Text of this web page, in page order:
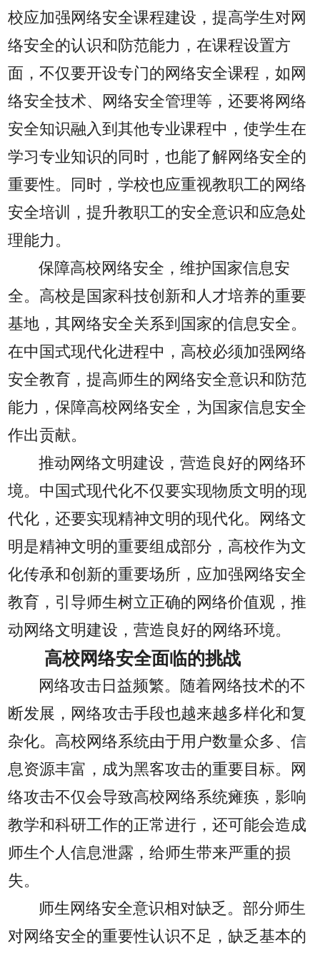
校应加强网络安全课程建设，提高学生对网
络安全的认识和防范能力，在课程设置方
面，不仅要开设专门的网络安全课程，如网
络安全技术、网络安全管理等，还要将网络
安全知识融入到其他专业课程中，使学生在
学习专业知识的同时，也能了解网络安全的
重要性。同时，学校也应重视教职工的网络
安全培训，提升教职工的安全意识和应急处
理能力。
保障高校网络安全，维护国家信息安
全。高校是国家科技创新和人才培养的重要
基地，其网络安全关系到国家的信息安全。
在中国式现代化进程中，高校必须加强网络
安全教育，提高师生的网络安全意识和防范
能力，保障高校网络安全，为国家信息安全
作出贡献。
推动网络文明建设，营造良好的网络环
境。中国式现代化不仅要实现物质文明的现
代化，还要实现精神文明的现代化。网络文
明是精神文明的重要组成部分，高校作为文
化传承和创新的重要场所，应加强网络安全
教育，引导师生树立正确的网络价值观，推
动网络文明建设，营造良好的网络环境。
高校网络安全面临的挑战
网络攻击日益频繁。随着网络技术的不
断发展，网络攻击手段也越来越多样化和复
杂化。高校网络系统由于用户数量众多、信
息资源丰富，成为黑客攻击的重要目标。网
络攻击不仅会导致高校网络系统瘫痪，影响
教学和科研工作的正常进行，还可能会造成
师生个人信息泄露，给师生带来严重的损
失。
师生网络安全意识相对缺乏。部分师生
对网络安全的重要性认识不足，缺乏基本的